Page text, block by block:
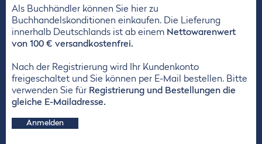
Als Buchhändler können Sie hier zu
Buchhandelskonditionen einkaufen. Die Lieferung
innerhalb Deutschlands ist ab einem Nettowarenwert
von 100 € versandkostenfrei.
Nach der Registrierung wird Ihr Kundenkonto
freigeschaltet und Sie können per E-Mail bestellen. Bitte
verwenden Sie für Registrierung und Bestellungen die
gleiche E-Mailadresse.
Anmelden